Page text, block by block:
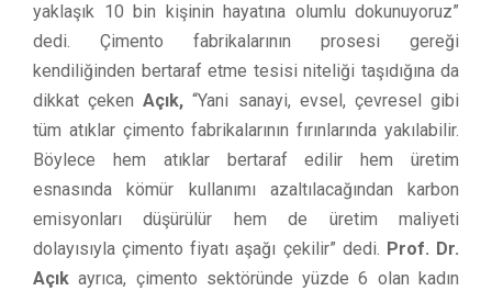
yaklaşık 10 bin kişinin hayatına olumlu dokunuyoruz”
dedi. Çimento fabrikalarının prosesi gereği
kendiliğinden bertaraf etme tesisi niteliği taşıdığına da
dikkat çekenAçık, “Yani sanayi, evsel, çevresel gibi
tüm atıklar çimento fabrikalarının fırınlarında yakılabilir.
Böylece hem atıklar bertaraf edilir hem üretim
esnasında kömür kullanımı azaltılacağından karbon
emisyonları düşürülür hem de üretim maliyeti
dolayısıyla çimento fiyatı aşağı çekilir” dedi. Prof. Dr.
Açık ayrıca, çimento sektöründe yüzde 6 olan kadın